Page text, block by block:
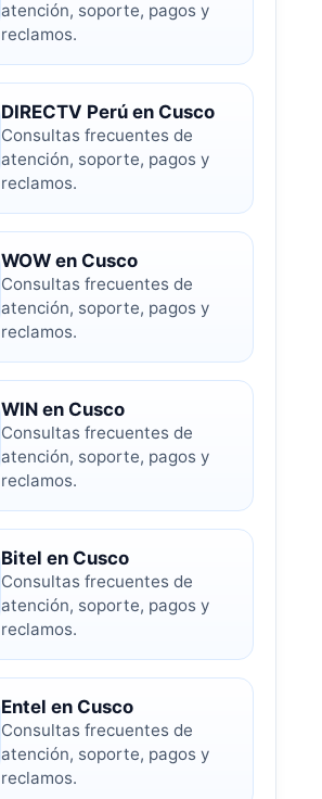
atención, soporte, pagos y
reclamos.
DIRECTV Perú en Cusco
Consultas frecuentes de
atención, soporte, pagos y
reclamos.
WOW en Cusco
Consultas frecuentes de
atención, soporte, pagos y
reclamos.
WIN en Cusco
Consultas frecuentes de
atención, soporte, pagos y
reclamos.
Bitel en Cusco
Consultas frecuentes de
atención, soporte, pagos y
reclamos.
Entel en Cusco
Consultas frecuentes de
atención, soporte, pagos y
reclamos.